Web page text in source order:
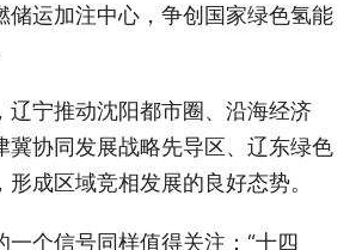
储运加注中心，争创国家绿色氢能
辽宁推动沈阳都市圈、沿海经济
冀协同发展战略先导区、辽东绿色
成区域竞相发展的良好态势。
一个信号同样值得关注：“十四